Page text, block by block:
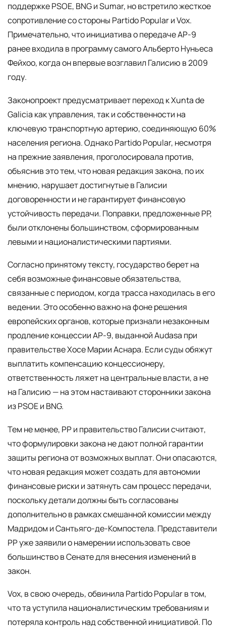
поддержке PSOE, BNG и Sumar, но встретило жесткое
сопротивление со стороны Partido Popular и Vox.
Примечательно, что инициатива о передаче AP-9
ранее входила в программу самого Альберто Нуньеса
Фейхоо, когда он впервые возглавил Галисию в 2009
году.
Законопроект предусматривает переход к Xunta de
Galicia как управления, так и собственности на
ключевую транспортную артерию, соединяющую 60%
населения региона. Однако Partido Popular, несмотря
на прежние заявления, проголосировала против,
объяснив это тем, что новая редакция закона, по их
мнению, нарушает достигнутые в Галисии
договоренности и не гарантирует финансовую
устойчивость передачи. Поправки, предложенные PP,
были отклонены большинством, сформированным
левыми и националистическими партиями.
Согласно принятому тексту, государство берет на
себя возможные финансовые обязательства,
связанные с периодом, когда трасса находилась в его
ведении. Это особенно важно на фоне решения
европейских органов, которые признали незаконным
продление концессии AP-9, выданной Audasa при
правительстве Хосе Марии Аснара. Если суды обяжут
выплатить компенсацию концессионеру,
ответственность ляжет на центральные власти, а не
на Галисию — на этом настаивают сторонники закона
из PSOE и BNG.
Тем не менее, PP и правительство Галисии считают,
что формулировки закона не дают полной гарантии
защиты региона от возможных выплат. Они опасаются,
что новая редакция может создать для автономии
финансовые риски и затянуть сам процесс передачи,
поскольку детали должны быть согласованы
дополнительно в рамках смешанной комиссии между
Мадридом и Сантьяго-де-Компостела. Представители
PP уже заявили о намерении использовать свое
большинство в Сенате для внесения изменений в
закон.
Vox, в свою очередь, обвинила Partido Popular в том,
что та уступила националистическим требованиям и
потеряла контроль над собственной инициативой. По